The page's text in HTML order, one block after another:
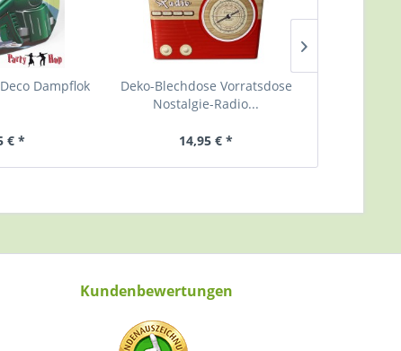
Dampflok
€ *
Deko-Blechdose Vorratsdose
Nostalgie-Radio...
14,95 € *
Kundenbewertungen